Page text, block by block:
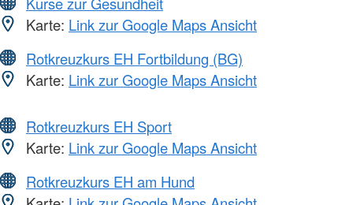
Karte: Link zur Google Maps Ansicht
Rotkreuzkurs EH Fortbildung (BG)
Karte: Link zur Google Maps Ansicht
Rotkreuzkurs EH Sport
Karte: Link zur Google Maps Ansicht
Rotkreuzkurs EH am Hund